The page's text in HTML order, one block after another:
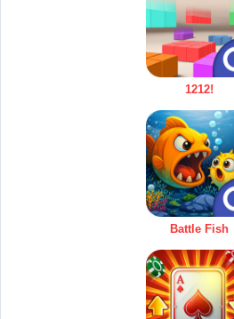
1212!
Battle Fish